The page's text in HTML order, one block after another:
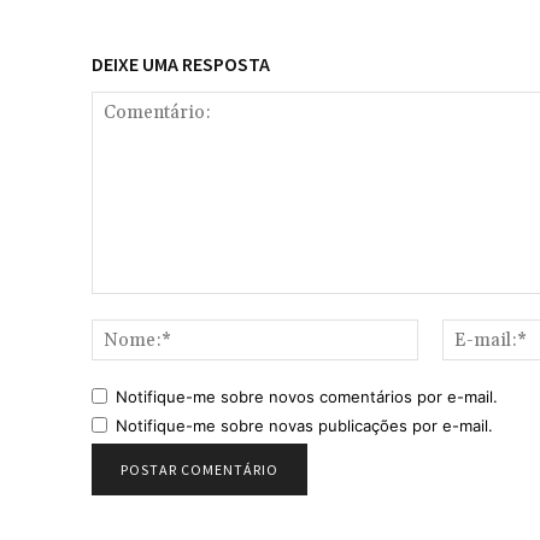
DEIXE UMA RESPOSTA
Nome:*
Notifique-me sobre novos comentários por e-mail.
Notifique-me sobre novas publicações por e-mail.